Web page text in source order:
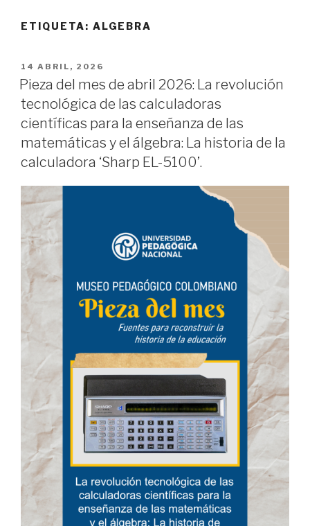
ETIQUETA: ALGEBRA
PUBLICADO
EL
14 ABRIL, 2026
Pieza del mes de abril 2026: La revolución
tecnológica de las calculadoras
científicas para la enseñanza de las
matemáticas y el álgebra: La historia de la
calculadora ‘Sharp EL-5100’.